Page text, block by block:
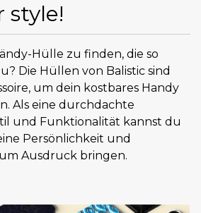
style!
Hülle zu finden, die so
Die Hüllen von Balistic sind
um dein kostbares Handy
Als eine durchdachte
und Funktionalität kannst du
Persönlichkeit und
Ausdruck bringen.